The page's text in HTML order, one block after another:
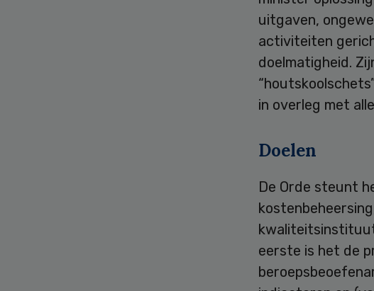
uitgaven,
activiteiten
doelmatigheid.
in overleg met
Doelen
De Orde steunt
eerste is het de